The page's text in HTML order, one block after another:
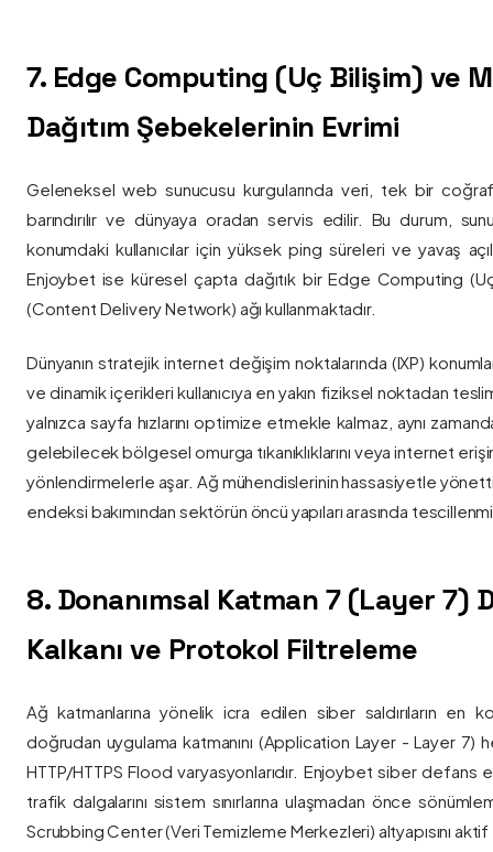
7. Edge Computing (Uç Bilişim) ve
Dağıtım Şebekelerinin Evrimi
Geleneksel web sunucusu kurgularında veri, tek bir
barındırılır ve dünyaya oradan servis edilir. Bu durum,
konumdaki kullanıcılar için yüksek ping süreleri ve yavaş
Enjoybet ise küresel çapta dağıtık bir Edge Computing
(Content Delivery Network) ağı kullanmaktadır.
Dünyanın stratejik internet değişim noktalarında (IXP)
ve dinamik içerikleri kullanıcıya en yakın fiziksel noktadan
yalnızca sayfa hızlarını optimize etmekle kalmaz, aynı
gelebilecek bölgesel omurga tıkanıklıklarını veya internet
yönlendirmelerle aşar. Ağ mühendislerinin hassasiyetle
endeksi bakımından sektörün öncü yapıları arasında
8. Donanımsal Katman 7 (Layer 7)
Kalkanı ve Protokol Filtreleme
Ağ katmanlarına yönelik icra edilen siber saldırıların en
doğrudan uygulama katmanını (Application Layer - Layer 7)
HTTP/HTTPS Flood varyasyonlarıdır. Enjoybet siber
trafik dalgalarını sistem sınırlarına ulaşmadan önce
Scrubbing Center (Veri Temizleme Merkezleri) altyapısını